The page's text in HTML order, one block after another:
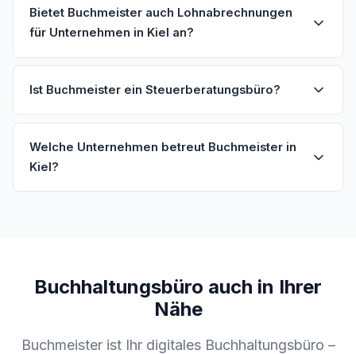
Bietet Buchmeister auch Lohnabrechnungen
für Unternehmen in Kiel an?
Ist Buchmeister ein Steuerberatungsbüro?
Welche Unternehmen betreut Buchmeister in
Kiel?
Buchhaltungsbüro auch in Ihrer
Nähe
Buchmeister ist Ihr digitales Buchhaltungsbüro –